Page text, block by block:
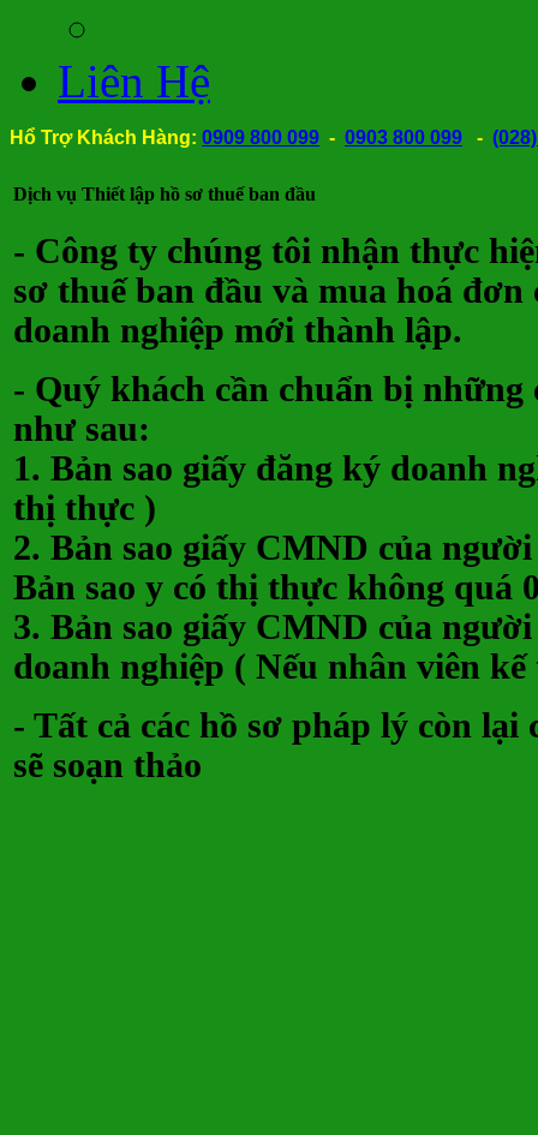
Liên Hệ
Hổ Trợ Khách Hàng: 0909 800 099 - 0903 800 099 -
Dịch vụ Thiết lập hồ sơ thuế ban đầu
- Công ty chúng tôi nhận thực
sơ thuế ban đầu và mua hoá
doanh nghiệp mới thành lập.
- Quý khách cần chuẩn bị
như sau:
1. Bản sao giấy đăng ký doanh
thị thực )
2. Bản sao giấy CMND của
Bản sao y có thị thực không quá
3. Bản sao giấy CMND của
doanh nghiệp ( Nếu nhân viên
- Tất cả các hồ sơ pháp lý còn lại
sẽ soạn thảo